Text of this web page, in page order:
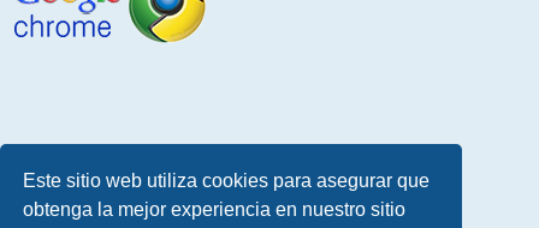
Este sitio web utiliza cookies para asegurar que
obtenga la mejor experiencia en nuestro sitio